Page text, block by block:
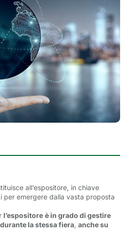
all’espositore, in chiave
per emergere dalla vasta proposta
l’espositore è in grado di gestire
durante la stessa fiera, anche su